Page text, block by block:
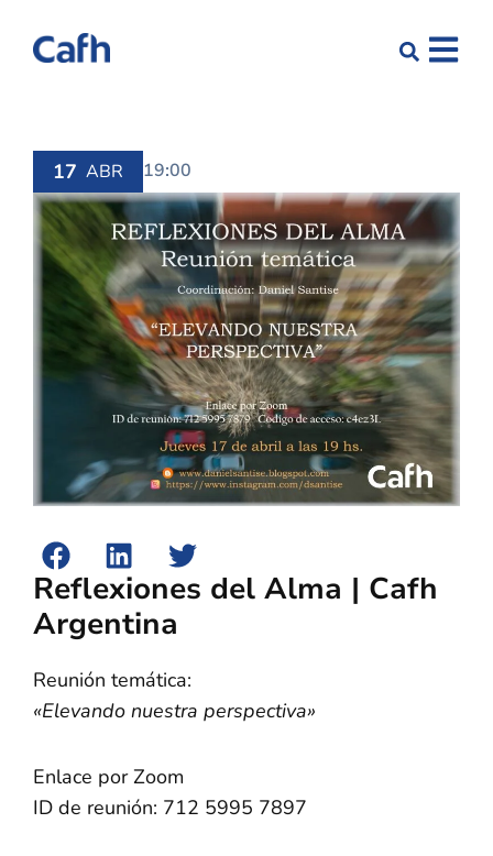
17 ABR 19:00
Reflexiones del Alma | Cafh
Argentina
Reunión temática:
«Elevando nuestra perspectiva»
Enlace por Zoom
ID de reunión: 712 5995 7897